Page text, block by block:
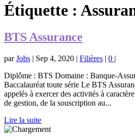
Étiquette :
BTS Assurance
parJobs | Sep 4, 2020 | Filières | 0 |
Diplôme : BTS Domaine : Banque-
Baccalauréat toute série Le BTS
appelés à exercer des activités à
de gestion, de la souscription au...
Lire la suite